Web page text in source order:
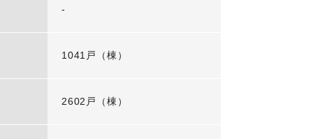
-
1041戸（棟）
2602戸（棟）